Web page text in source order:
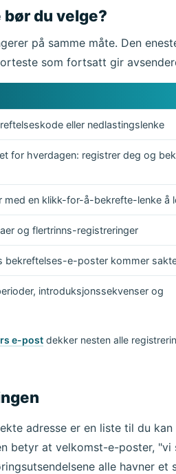
du velge?
på samme måte. Den
som fortsatt gir
eller nedlastingslenke
for hverdagen: registrer deg og
med en klikk-for-å-bekrefte-lenke å
og flertrinns-registreringer
bekreftelses-e-poster kommer
introduksjonssekvenser og
e-post dekker nesten alle
adresse er en liste til du kan
betyr at velkomst-e-poster,
alle havner et